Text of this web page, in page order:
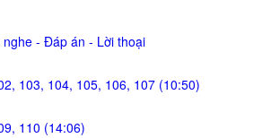
- Đáp án - Lời thoại
103, 104, 105, 106, 107 (10:50)
110 (14:06)